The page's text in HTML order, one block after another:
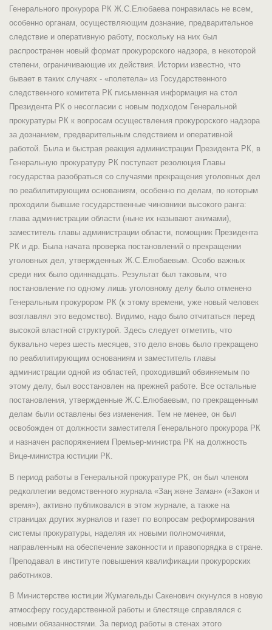
Генерального прокурора РК Ж.С.Елюбаева понравилась не всем,
особенно органам, осуществляющим дознание, предварительное
следствие и оперативную работу, поскольку на них был
распространен новый формат прокурорского надзора, в некоторой
степени, ограничивающие их действия. Истории известно, что
бывает в таких случаях - «полетела» из Государственного
следственного комитета РК письменная информация на стол
Президента РК о несогласии с новым подходом Генеральной
прокуратуры РК к вопросам осуществления прокурорского надзора
за дознанием, предварительным следствием и оперативной
работой. Была и быстрая реакция администрации Президента РК, в
Генеральную прокуратуру РК поступает резолюция Главы
государства разобраться со случаями прекращения уголовных дел
по реабилитирующим основаниям, особенно по делам, по которым
проходили бывшие государственные чиновники высокого ранга:
глава администрации области (ныне их называют акимами),
заместитель главы администрации области, помощник Президента
РК и др. Была начата проверка постановлений о прекращении
уголовных дел, утвержденных Ж.С.Елюбаевым. Особо важных
среди них было одиннадцать. Результат был таковым, что
постановление по одному лишь уголовному делу было отменено
Генеральным прокурором РК (к этому времени, уже новый человек
возглавлял это ведомство). Видимо, надо было отчитаться перед
высокой властной структурой. Здесь следует отметить, что
буквально через шесть месяцев, это дело вновь было прекращено
по реабилитирующим основаниям и заместитель главы
администрации одной из областей, проходивший обвиняемым по
этому делу, был восстановлен на прежней работе. Все остальные
постановления, утвержденные Ж.С.Елюбаевым, по прекращенным
делам были оставлены без изменения. Тем не менее, он был
освобожден от должности заместителя Генерального прокурора РК
и назначен распоряжением Премьер-министра РК на должность
Вице-министра юстиции РК.
В период работы в Генеральной прокуратуре РК, он был членом
редколлегии ведомственного журнала «Заң және Заман» («Закон и
время»), активно публиковался в этом журнале, а также на
страницах других журналов и газет по вопросам реформирования
системы прокуратуры, наделяя их новыми полномочиями,
направленным на обеспечение законности и правопорядка в стране.
Преподавал в институте повышения квалификации прокурорских
работников.
В Министерстве юстиции Жумагельды Сакенович окунулся в новую
атмосферу государственной работы и блестяще справлялся с
новыми обязанностями. За период работы в стенах этого